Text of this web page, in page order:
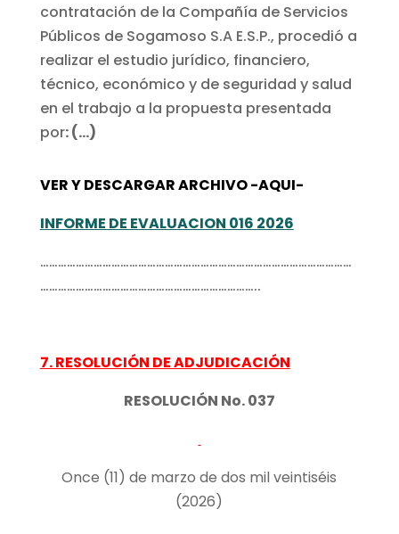
contratación de la Compañía de Servicios
Públicos de Sogamoso S.A E.S.P., procedió a
realizar el estudio jurídico, financiero,
técnico, económico y de seguridad y salud
en el trabajo a la propuesta presentada
por: (…)
VER Y DESCARGAR ARCHIVO -AQUI-
INFORME DE EVALUACION 016 2026
……………………………………………………………………………………………
………………………………………………………………..
7. RESOLUCIÓN DE ADJUDICACIÓN
RESOLUCIÓN No. 037
Once (11) de marzo de dos mil veintiséis
(2026)